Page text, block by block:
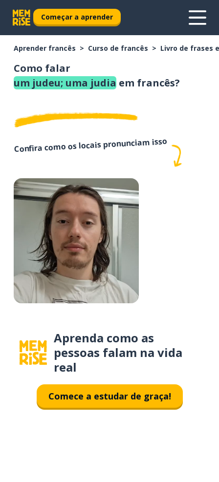
Começar a aprender
Aprender francês Curso de francês Livro de frases
Como falar
um judeu; uma judia em francês?
Confira como os locais pronunciam isso
Aprenda como as
pessoas falam na vida
real
Comece a estudar de graça!